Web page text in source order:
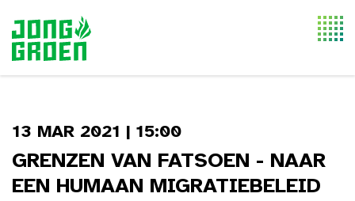
13 MAR 2021 | 15:00
GRENZEN VAN FATSOEN - NAAR
EEN HUMAAN MIGRATIEBELEID